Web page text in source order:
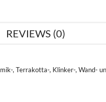
REVIEWS (0)
, Terrakotta-, Klinker-, Wand-